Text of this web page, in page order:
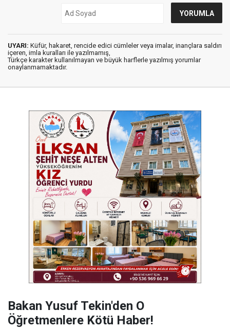
UYARI: Küfür, hakaret, rencide edici cümleler veya imalar, inançlara saldırı
içeren, imla kuralları ile yazılmamış,
Türkçe karakter kullanılmayan ve büyük harflerle yazılmış yorumlar
onaylanmamaktadır.
Bakan Yusuf Tekin'den O
Öğretmenlere Kötü Haber!